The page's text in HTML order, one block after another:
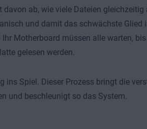
ab, wie viele Dateien gleichzeitig
und damit das schwächste Glied
Motherboard müssen alle warten,
gelesen werden.
ins Spiel. Dieser Prozess bringt die
und beschleunigt so das System.